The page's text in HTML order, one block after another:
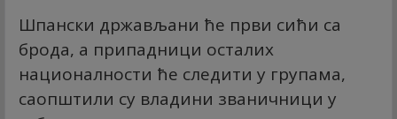
Шпански држављани ће први сићи са
брода, а припадници осталих
националности ће следити у групама,
саопштили су владини званичници у